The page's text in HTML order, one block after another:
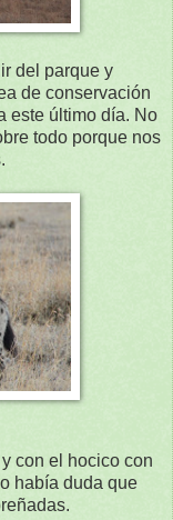
del parque y
de conservación
este último día. No
todo porque nos
con el hocico con
había duda que